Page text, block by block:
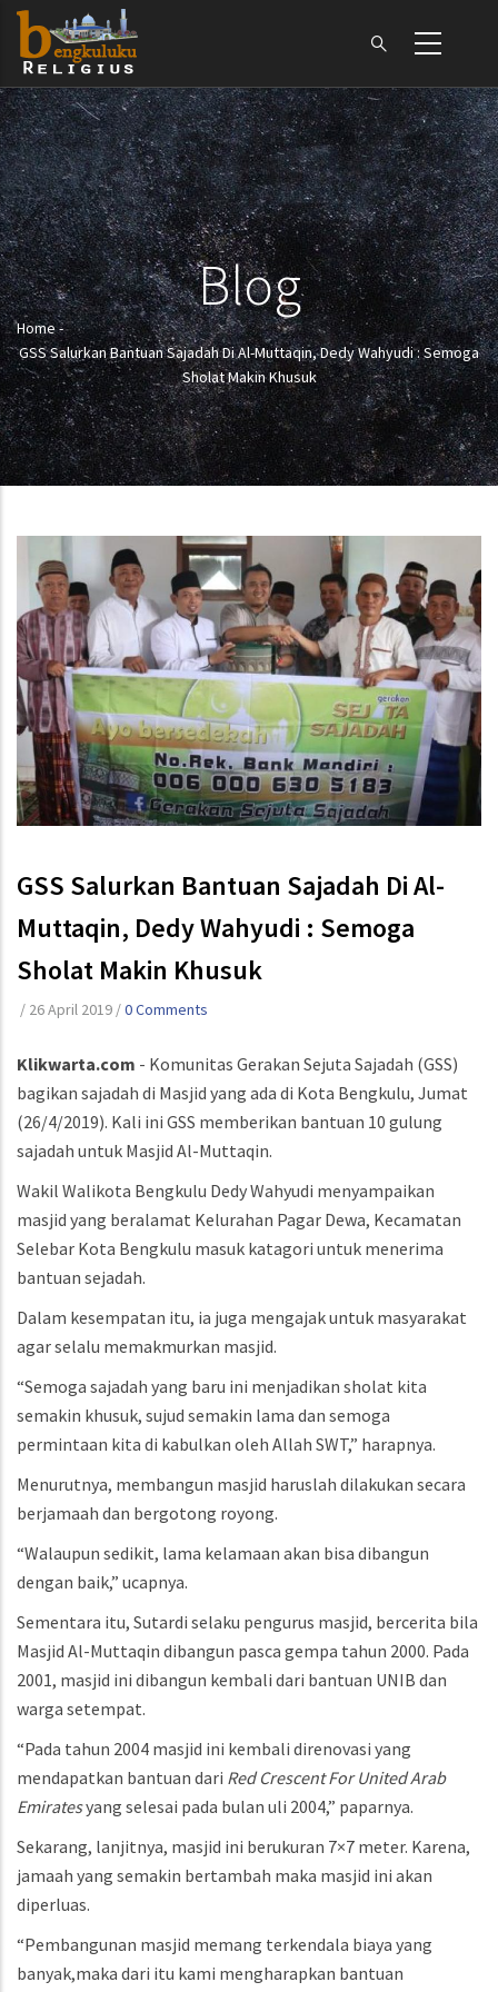
Skip
main
content
Blog
Breadcrumb
Home-
GSS Salurkan Bantuan Sajadah Di Al-Muttaqin, Dedy Wahyudi : Semoga
Sholat Makin Khusuk
GSS Salurkan Bantuan Sajadah Di Al-
Muttaqin, Dedy Wahyudi : Semoga
Sholat Makin Khusuk
/ 26 April 2019 /0 Comments
Klikwarta.com - Komunitas Gerakan Sejuta Sajadah (GSS)
bagikan sajadah di Masjid yang ada di Kota Bengkulu, Jumat
(26/4/2019). Kali ini GSS memberikan bantuan 10 gulung
sajadah untuk Masjid Al-Muttaqin.
Wakil Walikota Bengkulu Dedy Wahyudi menyampaikan
masjid yang beralamat Kelurahan Pagar Dewa, Kecamatan
Selebar Kota Bengkulu masuk katagori untuk menerima
bantuan sejadah.
Dalam kesempatan itu, ia juga mengajak untuk masyarakat
agar selalu memakmurkan masjid.
“Semoga sajadah yang baru ini menjadikan sholat kita
semakin khusuk, sujud semakin lama dan semoga
permintaan kita di kabulkan oleh Allah SWT,” harapnya.
Menurutnya, membangun masjid haruslah dilakukan secara
berjamaah dan bergotong royong.
“Walaupun sedikit, lama kelamaan akan bisa dibangun
dengan baik,” ucapnya.
Sementara itu, Sutardi selaku pengurus masjid, bercerita bila
Masjid Al-Muttaqin dibangun pasca gempa tahun 2000. Pada
2001, masjid ini dibangun kembali dari bantuan UNIB dan
warga setempat.
“Pada tahun 2004 masjid ini kembali direnovasi yang
mendapatkan bantuan dari Red Crescent For United Arab
Emiratesyang selesai pada bulan uli 2004,” paparnya.
Sekarang, lanjitnya, masjid ini berukuran 7×7 meter. Karena,
jamaah yang semakin bertambah maka masjid ini akan
diperluas.
“Pembangunan masjid memang terkendala biaya yang
banyak,maka dari itu kami mengharapkan bantuan